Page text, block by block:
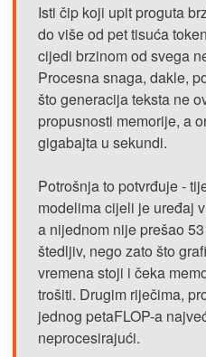
Isti čip koji upit proguta
do više od pet tisuća
cijedi brzinom od svega
Procesna snaga, dakle,
što generacija teksta ne
propusnosti memorije, a
gigabajta u sekundi.
Potrošnja to potvrđuje -
modelima cijeli je uređaj
a nijednom nije prešao
štedljiv, nego zato što
vremena stoji i čeka
trošiti. Drugim riječima,
jednog petaFLOP-a
neprocesirajući.